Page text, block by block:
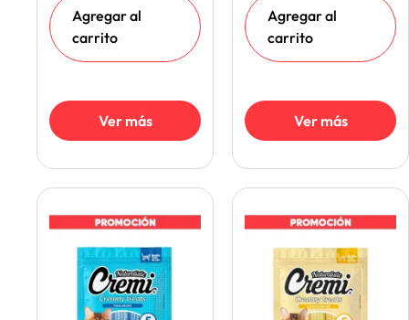
Agregar al
carrito
Ver más
Agregar al
carrito
Ver más